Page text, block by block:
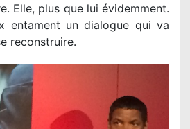
Elle, plus que lui évidemment.
entament un dialogue qui va
reconstruire.